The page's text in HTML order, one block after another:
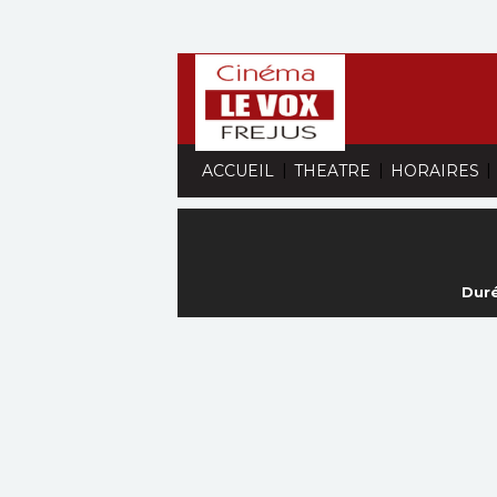
ACCUEIL | THEATRE | HORAIRES |